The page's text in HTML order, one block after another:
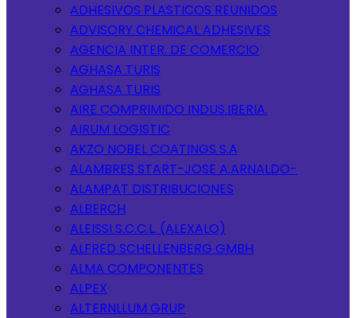
ADHESIVOS PLASTICOS REUNIDOS
ADVISORY CHEMICAL ADHESIVES
AGENCIA INTER. DE COMERCIO
AGHASA TURIS
AGHASA TURIS
AIRE COMPRIMIDO INDUS.IBERIA.
AIRUM LOGISTIC
AKZO NOBEL COATINGS S.A
ALAMBRES START-JOSE A.ARNALDO-
ALAMPAT DISTRIBUCIONES
ALBERCH
ALEISSI S.C.C.L. (ALEXALO)
ALFRED SCHELLENBERG GMBH
ALMA COMPONENTES
ALPEX
ALTERNLLUM GRUP